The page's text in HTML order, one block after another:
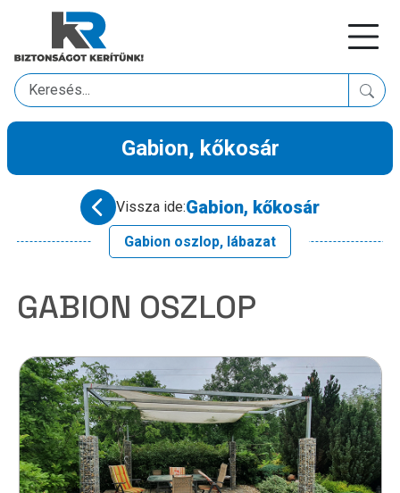
Gabion, kőkosár
Vissza ide:Gabion, kőkosár
Gabion oszlop, lábazat
GABION OSZLOP